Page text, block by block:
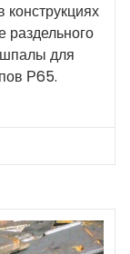
раздельного
для
Р65.